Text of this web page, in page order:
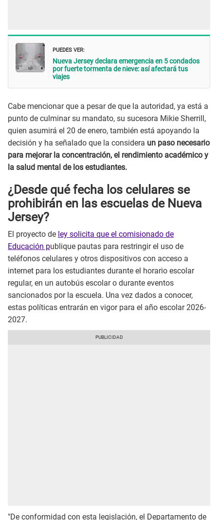
PUEDES VER:
Nueva Jersey declara emergencia en 5 condados
por fuerte tormenta de nieve: así afectará tus
viajes
Cabe mencionar que a pesar de que la autoridad, ya está a
punto de culminar su mandato, su sucesora Mikie Sherrill,
quien asumirá el 20 de enero, también está apoyando la
decisión y ha señalado que la considera un paso necesario
para mejorar la concentración, el rendimiento académico y
la salud mental de los estudiantes.
¿Desde qué fecha los celulares se
prohibirán en las escuelas de Nueva
Jersey?
El proyecto de ley solicita que el comisionado de
Educación publique pautas para restringir el uso de
teléfonos celulares y otros dispositivos con acceso a
internet para los estudiantes durante el horario escolar
regular, en un autobús escolar o durante eventos
sancionados por la escuela. Una vez dados a conocer,
estas políticas entrarán en vigor para el año escolar 2026-
2027.
"De conformidad con esta legislación, el Departamento de